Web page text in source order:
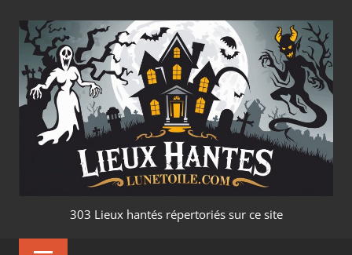
contenu
LIEUX
303 Lieux hantés répertoriés sur ce site